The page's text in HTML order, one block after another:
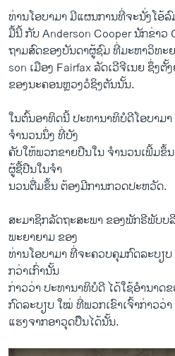
ທ່ານໂອ​ບາ​ມາ ມີ​ແຜ​ນການທີ່​ຈະ​ນັ່ງ​ໂອ້​
ມື້ນີ້ ​ກັບ Anderson Cooper ນັກ​ຂ່າວ
ຖາມ​ສົດ​ຂອງ​ບັນດາ​ຜູ້​ຊົມ​ ທີ່​ມະຫາວິທະ
son ​ເມືອງ Fairfax ລັດ​ເວ​ີຈີ​ເນຍ ຊຶ່ງ​ຕັ້
ຂອງ​ນະຄອນຫຼວງວໍ​ຊິງ​ຕັນ​ນັ້ນ.
ໃນຕົ້ນອາທິດ​ນີ້ ປະທານາທິບໍດີ​ໂອ​ບາ​ມ
ຈຳນວນ​ນຶ່ງ ທີ່​ບັງ
ຄັບ​ໃຫ້ພວກ​ຂາຍ​ປືນ​ໃນ​ ຈຳນວນ​ເພີ້ມຂຶ້
ຜູ້​ຊື້ປືນ​ໃນຈຳ
ນວນຕື່ມ​ຂຶ້ນ ຕ້ອງ​ມີ​ການກວດ​ປະຫວັດ.
ສະມາຊິກ​ລັດຖະສະພາ​ ຂອງ​ພັກ​ຣີພັບ​ບ
ພະຍາຍາມ ຂອງ​
ທ່ານ​ໂອ​ບາ​ມາ​ ທີ່​ຈະ​ຄວບຄຸມ​ກົດ​ລະບຽ
ກວ່າເກົ່ານັ້ນ
ກ່າວ​ວ່າ ປະທານາທິບໍດີ​ ໄດ້​ໃຊ້ອຳນາດ​
ກົດ​ລະບຽບ ໃໝ່ ທີ່​ພວກ​ເຂົາ​ເຈົ້າກ່າວ​ວ່
ແຮງ​ຈາກ​ອາວຸດ​ປຶຶ​ນໄດ້​ນັ້ນ.